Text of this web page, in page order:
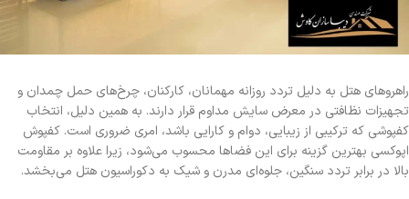
راهروهای هتل به دلیل تردد روزانه مهمانان، کارکنان، چرخ‌های حمل چمدان و
تجهیزات نظافتی در معرض سایش مداوم قرار دارند. به همین دلیل، انتخاب
کفپوشی که ترکیبی از زیبایی، دوام و کارایی باشد، امری ضروری است. کفپوش
اپوکسی بهترین گزینه برای این فضاها محسوب می‌شود، زیرا علاوه بر مقاومت
بالا در برابر تردد سنگین، جلوه‌ای مدرن و شیک به دکوراسیون هتل می‌بخشد.